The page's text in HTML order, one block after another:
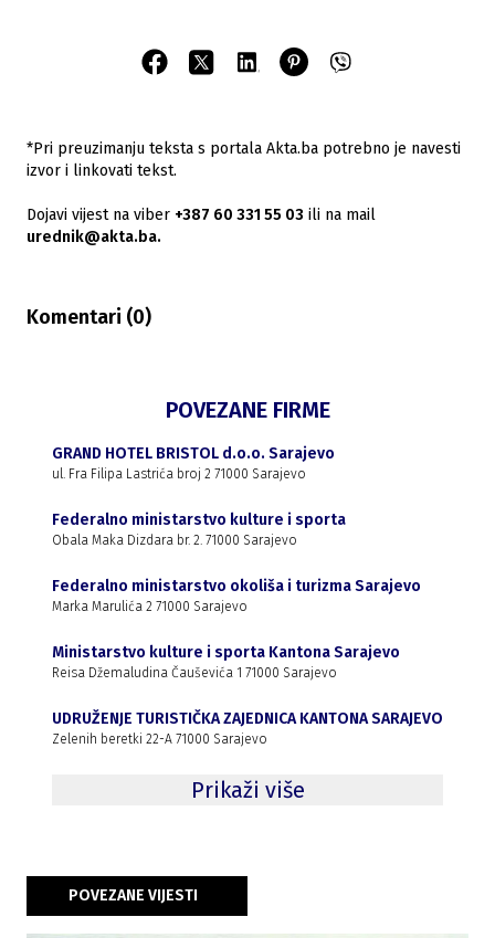
*Pri preuzimanju teksta s portala Akta.ba potrebno je navesti
izvor i linkovati tekst.
Dojavi vijest na viber +387 60 331 55 03 ili na mail
urednik@akta.ba.
Komentari (0)
POVEZANE FIRME
GRAND HOTEL BRISTOL d.o.o. Sarajevo
ul. Fra Filipa Lastrića broj 2 71000 Sarajevo
Federalno ministarstvo kulture i sporta
Obala Maka Dizdara br. 2. 71000 Sarajevo
Federalno ministarstvo okoliša i turizma Sarajevo
Marka Marulića 2 71000 Sarajevo
Ministarstvo kulture i sporta Kantona Sarajevo
Reisa Džemaludina Čauševića 1 71000 Sarajevo
UDRUŽENJE TURISTIČKA ZAJEDNICA KANTONA SARAJEVO
Zelenih beretki 22-A 71000 Sarajevo
Prikaži više
POVEZANE VIJESTI